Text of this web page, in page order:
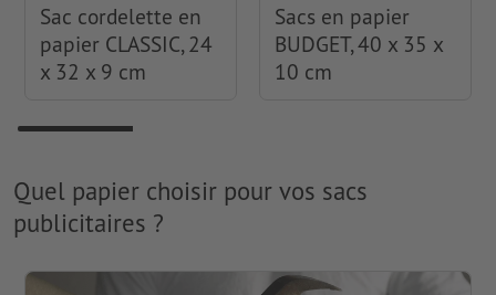
Sac cordelette en
papier CLASSIC, 24
x 32 x 9 cm
Sacs en papier
BUDGET, 40 x 35 x
10 cm
Quel papier choisir pour vos sacs
publicitaires ?